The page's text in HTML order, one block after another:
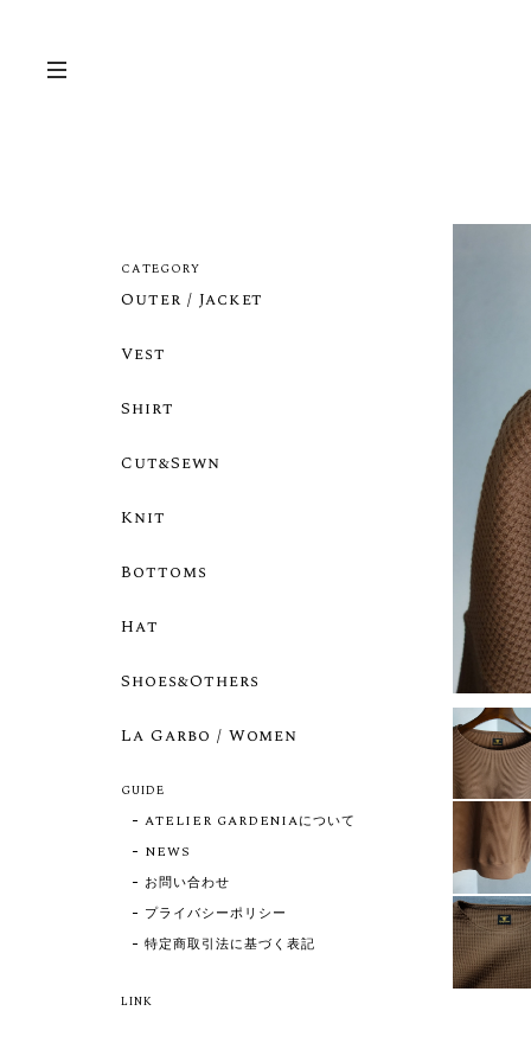
CATEGORY
Outer / Jacket
Vest
Shirt
Cut&Sewn
Knit
Bottoms
Hat
Shoes&Others
La Garbo / Women
GUIDE
ATELIER GARDENIAについて
NEWS
お問い合わせ
プライバシーポリシー
特定商取引法に基づく表記
LINK